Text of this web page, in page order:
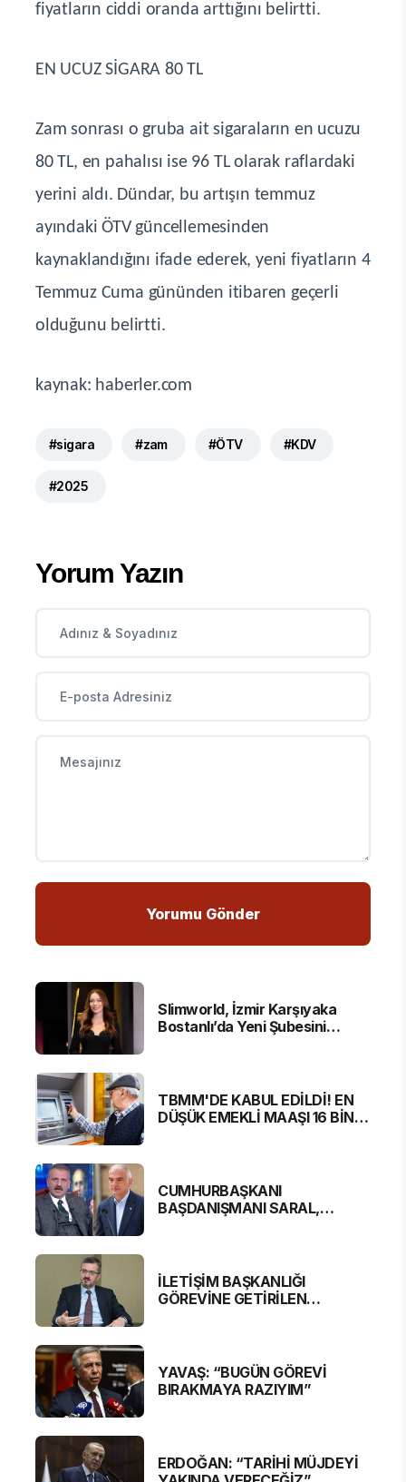
fiyatların ciddi oranda arttığını belirtti.
EN UCUZ SİGARA 80 TL
Zam sonrası o gruba ait sigaraların en ucuzu
80 TL, en pahalısı ise 96 TL olarak raflardaki
yerini aldı. Dündar, bu artışın temmuz
ayındaki ÖTV güncellemesinden
kaynaklandığını ifade ederek, yeni fiyatların 4
Temmuz Cuma gününden itibaren geçerli
olduğunu belirtti.
kaynak: haberler.com
#sigara #zam #ÖTV #KDV
#2025
Yorum Yazın
Slimworld, İzmir Karşıyaka
Bostanlı’da Yeni Şubesini
TBMM'DE KABUL EDİLDİ! EN
DÜŞÜK EMEKLİ MAAŞI 16 BİN
CUMHURBAŞKANI
BAŞDANIŞMANI SARAL,
İLETİŞİM BAŞKANLIĞI
GÖREVİNE GETİRİLEN
YAVAŞ: “BUGÜN GÖREVİ
BIRAKMAYA RAZIYIM”
ERDOĞAN: “TARİHİ MÜJDEYİ